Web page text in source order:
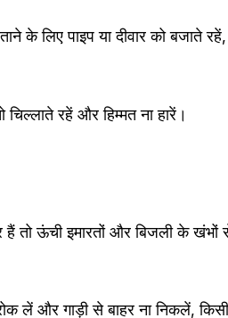
के लिए पाइप या दीवार को बजाते
रहें और हिम्मत ना हारें।
तो ऊंची इमारतों और बिजली के खंभों
लें और गाड़ी से बाहर ना निकलें,